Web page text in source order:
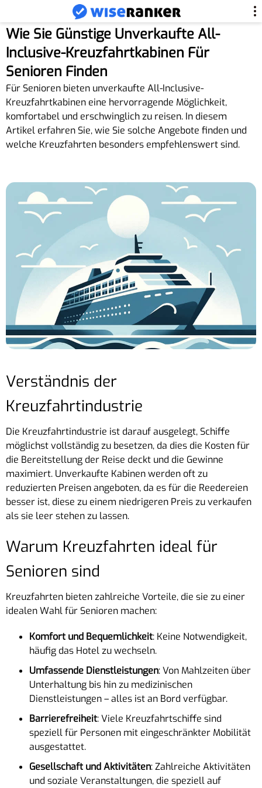
Wie Sie Günstige Unverkaufte All-
Inclusive-Kreuzfahrtkabinen Für
Senioren Finden
Für Senioren bieten unverkaufte All-Inclusive-
Kreuzfahrtkabinen eine hervorragende Möglichkeit,
komfortabel und erschwinglich zu reisen. In diesem
Artikel erfahren Sie, wie Sie solche Angebote finden und
welche Kreuzfahrten besonders empfehlenswert sind.
Verständnis der
Kreuzfahrtindustrie
Die Kreuzfahrtindustrie ist darauf ausgelegt, Schiffe
möglichst vollständig zu besetzen, da dies die Kosten für
die Bereitstellung der Reise deckt und die Gewinne
maximiert. Unverkaufte Kabinen werden oft zu
reduzierten Preisen angeboten, da es für die Reedereien
besser ist, diese zu einem niedrigeren Preis zu verkaufen
als sie leer stehen zu lassen.
Warum Kreuzfahrten ideal für
Senioren sind
Kreuzfahrten bieten zahlreiche Vorteile, die sie zu einer
idealen Wahl für Senioren machen:
Komfort und Bequemlichkeit: Keine Notwendigkeit,
häufig das Hotel zu wechseln.
Umfassende Dienstleistungen: Von Mahlzeiten über
Unterhaltung bis hin zu medizinischen
Dienstleistungen – alles ist an Bord verfügbar.
Barrierefreiheit: Viele Kreuzfahrtschiffe sind
speziell für Personen mit eingeschränkter Mobilität
ausgestattet.
Gesellschaft und Aktivitäten: Zahlreiche Aktivitäten
und soziale Veranstaltungen, die speziell auf